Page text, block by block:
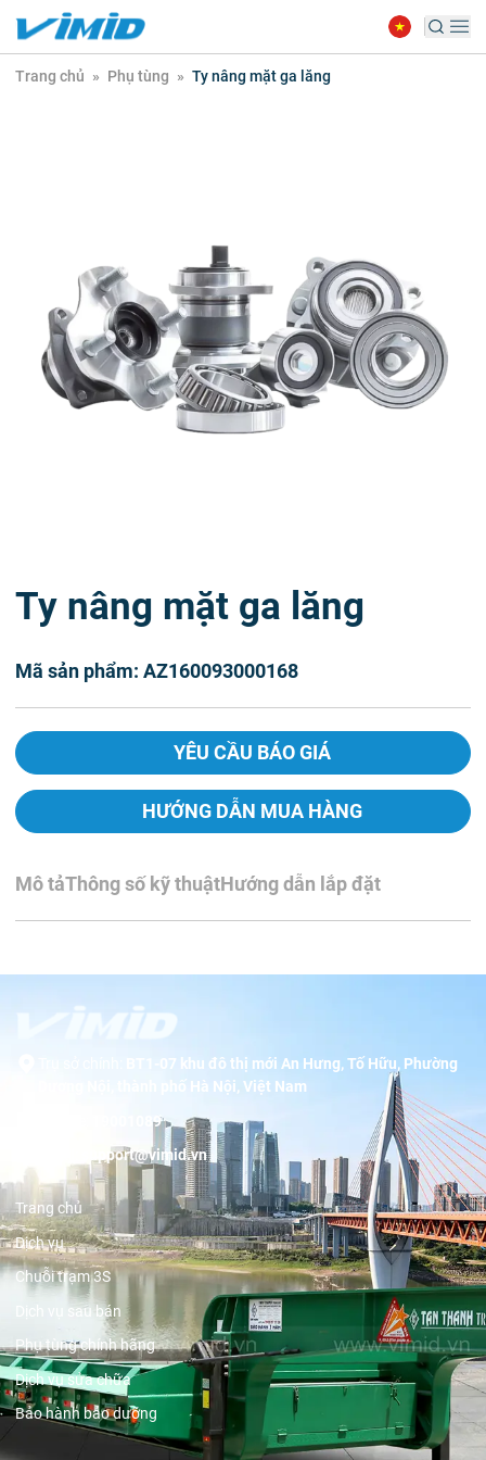
Trang chủ » Phụ tùng » Ty nâng mặt ga lăng
Ty nâng mặt ga lăng
Mã sản phẩm: AZ160093000168
YÊU CẦU BÁO GIÁ
HƯỚNG DẪN MUA HÀNG
Mô tảThông số kỹ thuậtHướng dẫn lắp đặt
BT1-07 khu đô thị mới An Hưng, Tố Hữu, Phường
Dương Nội, thành phố Hà Nội, Việt Nam
19001089
support@vimid.vn
Trang chủ
Dịch vụ
Chuỗi trạm 3S
Dịch vụ sau bán
Phụ tùng chính hãng
Dịch vụ sửa chữa
Bảo hành bảo dưỡng